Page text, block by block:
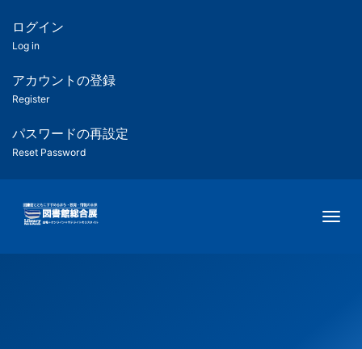
ツ
匿
名
ユ
ー
ー
用
メ
ログイン
Log in
アカウントの登録
Register
パスワードの再設定
Reset Password